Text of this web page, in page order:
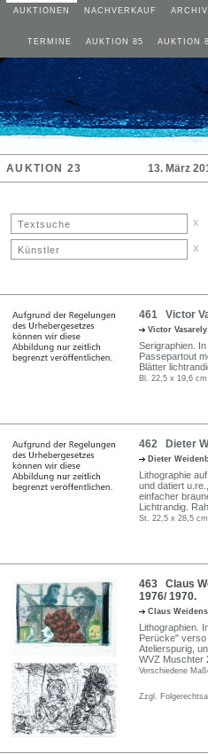
AUKTIONEN NACHVERKAUF ARCHIV
TERMINE AUKTION 85 AUKTION
AUKTION 23 13. März
x
x
461 Victor
Victor
Serigraphien.
Passepartout
Blätter
Bl. 22,5 x 19,6
462 Dieter
Dieter
Lithographie
und datiert
einfacher
Lichtrandig.
St. 22,5 x 28,5
463 Claus
1976/ 1970.
Claus
Lithographien.
Perücke" verso
Atelierspurig,
WVZ Muschter
Verschiedene
Zzgl.